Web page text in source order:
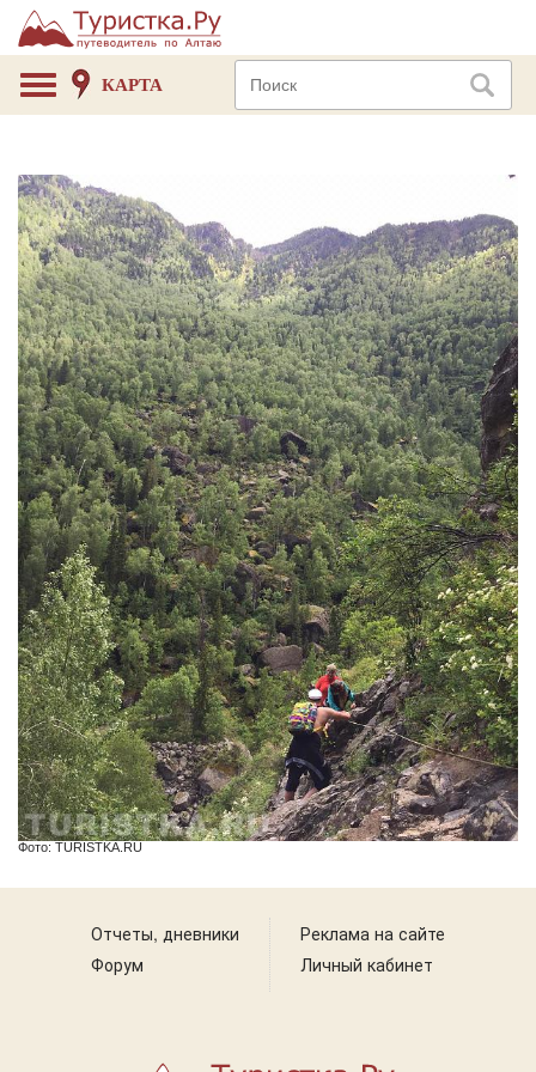
КАРТА
Фото: TURISTKA.RU
Отчеты, дневники
Форум
Реклама на сайте
Личный кабинет